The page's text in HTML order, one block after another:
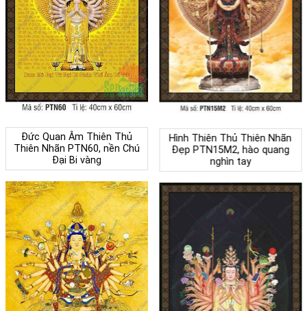
Đức Quan Âm Thiên Thủ
Thiên Nhãn PTN60, nền Chú
Đại Bi vàng
Hình Thiên Thủ Thiên Nhãn
Đẹp PTN15M2, hào quang
nghìn tay